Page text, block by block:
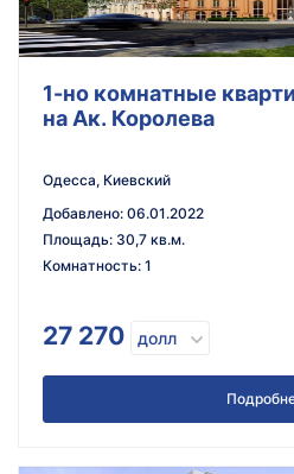
1-но комнатные
на Ак. Королева
Одесса, Киевский
Добавлено: 06.01.2022
Площадь: 30,7 кв.м.
Комнатность: 1
27 270 долл